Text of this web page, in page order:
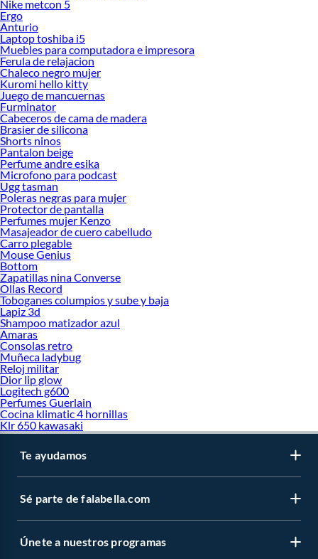
Nike metcon 5
Ergo
Anturio
Laptop toshiba i5
Muebles para computadora e impresora
Ferula de relajacion
Chaleco negro mujer
Kuromi hello kitty
Juego de mancuernas
Furminator
Cabeceros de cama de madera
Brasier de silicona
Shorts ninos
Pantalon beige
Perfume andre esika
Microfono para podcast
Ugg tasman
Poleras negras para mujer
Protector de pantalla
Perfumes mujer Kenzo
Masajeador de cuero cabelludo
Carro plegable
Mouse Genius
Bottom
Zapatillas nina Converse
Ollas Record
Toboganes columpios y sube y baja
Lapiz 3d
Shampoo matizador azul
Amaras
Consolas retro
Muñeca ladybug
Reloj militar
Dior lip glow
Logitech g600
Perfumes Guerlain
Cocina klimatic 4 hornillas
Klr 650 kawasaki
Te ayudamos
Sé parte de falabella.com
Únete a nuestros programas